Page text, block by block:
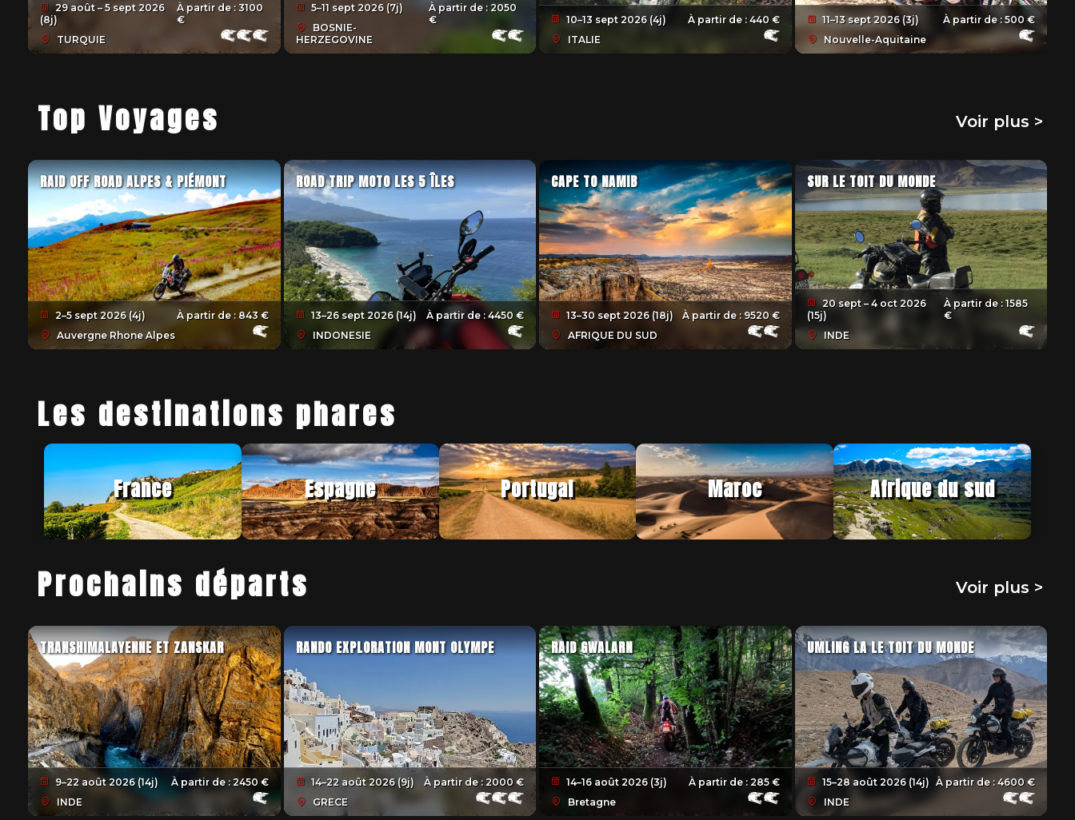
29 août – 5 sept 2026
(8j)
TURQUIE
À partir de :3100
€
5–11 sept 2026 (7j)
BOSNIE-
HERZEGOVINE
À partir de : 2050
€
10–13 sept 2026 (4j)
ITALIE
À partir de : 440 €
11–13 sept 2026 (3j)
Nouvelle-Aquitaine
À partir de :500 €
Top Voyages Voir plus >
RAID OFF ROAD ALPES & PIÉMONT
2–5 sept 2026 (4j)
Auvergne Rhone Alpes
À partir de : 843 €
ROAD TRIP MOTO LES 5 ÎLES
13–26 sept 2026 (14j)
INDONESIE
À partir de : 4450 €
CAPE TO NAMIB
13–30 sept 2026 (18j)
AFRIQUE DU SUD
À partir de : 9520 €
SUR LE TOIT DU MONDE
20 sept – 4 oct 2026
(15j)
INDE
À partir de :1585
€
Les destinations phares
France Espagne Portugal Maroc Afrique du sud
Prochains départs Voir plus >
TRANSHIMALAYENNE ET ZANSKAR
9–22 août 2026 (14j)
INDE
À partir de : 2450 €
RANDO EXPLORATION MONT OLYMPE
14–22 août 2026 (9j)
GRECE
À partir de : 2000 €
RAID GWALARN
14–16 août 2026 (3j)
Bretagne
À partir de : 285 €
UMLING LA LE TOIT DU MONDE
15–28 août 2026 (14j)
INDE
À partir de :4600 €